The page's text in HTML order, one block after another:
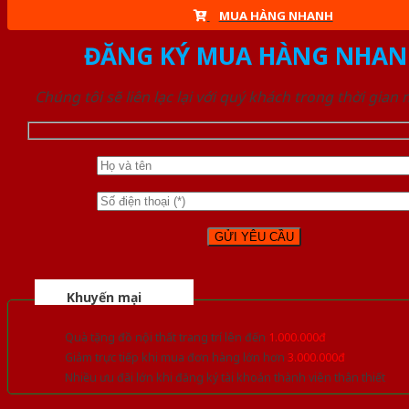
MUA HÀNG NHANH
ĐĂNG KÝ MUA HÀNG
Chúng tôi sẽ liên lạc lại với quý khách trong thời gian
Khuyến mại
Quà tặng đồ nội thất trang trí lên đến 1.000.000đ
Giảm trực tiếp khi mua đơn hàng lớn hơn 3.000.000đ
Nhiều ưu đãi lớn khi đăng ký tài khoản thành viên thân thiết